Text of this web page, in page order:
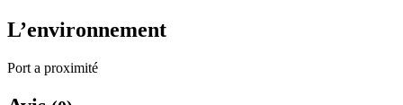
L’environnement
Port a proximité